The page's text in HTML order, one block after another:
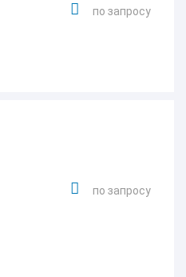
по запросу
по запросу